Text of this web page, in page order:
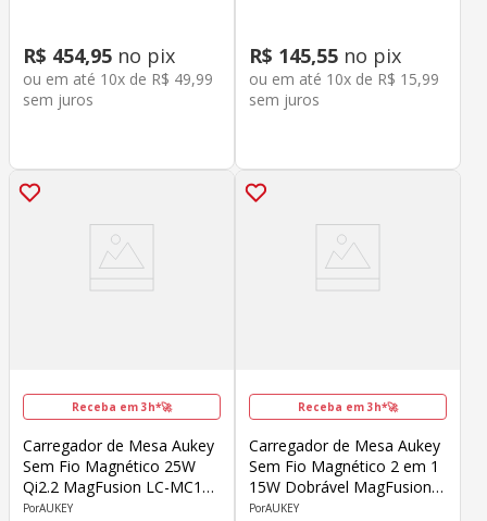
R$ 454,95 no pix
ou em até 10x de R$ 49,99
sem juros
R$ 145,55 no pix
ou em até 10x de R$ 15,99
sem juros
Receba em 3h*🚀
Carregador de Mesa Aukey
Sem Fio Magnético 25W
Qi2.2 MagFusion LC-MC111
Preto
AUKEY
Receba em 3h*🚀
Carregador de Mesa Aukey
Sem Fio Magnético 2 em 1
15W Dobrável MagFusion L
Qi2 LC-MC211 Preto
AUKEY